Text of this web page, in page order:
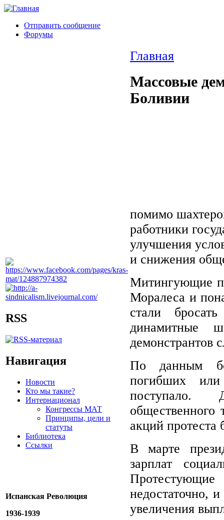
Отправить сообщение
Форумы
RSS
Навигация
Новости
Кто мы такие?
Интернационал
Конгрессы МАТ
Принципы, цели и
статуты
Библиотека
Ссылки
Испанская Революция
1936-1939
Главная
Массовые
Боливии
помимо
работники
улучшения
и снижения
Митингующие
Моралеса и
стали
динамитные
демонстрантов
По данным
погибших
поступало.
общественного
акций протеста
В марте
зарплат
недостаточно,
увеличения